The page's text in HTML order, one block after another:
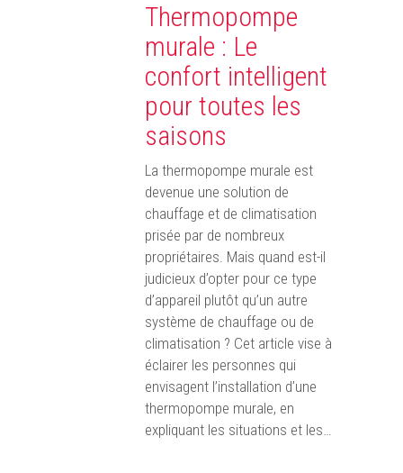
Thermopompe
murale : Le
confort intelligent
pour toutes les
saisons
La thermopompe murale est
devenue une solution de
chauffage et de climatisation
prisée par de nombreux
propriétaires. Mais quand est-il
judicieux d’opter pour ce type
d’appareil plutôt qu’un autre
système de chauffage ou de
climatisation ? Cet article vise à
éclairer les personnes qui
envisagent l’installation d’une
thermopompe murale, en
expliquant les situations et les…